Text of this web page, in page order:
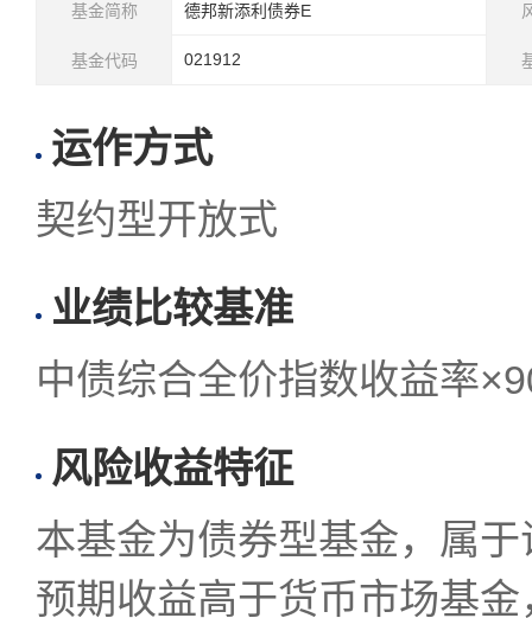
基金简称 德邦新添利债券E
基金代码 021912
运作方式
契约型开放式
业绩比较基准
中债综合全价指数收益率
风险收益特征
本基金为债券型基金，属
预期收益高于货币市场基